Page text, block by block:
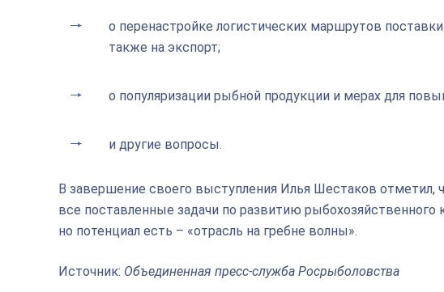
о перенастройке логистических маршрутов
также на экспорт;
о популяризации рыбной продукции и мерах для
и другие вопросы.
В завершение своего выступления Илья Шестаков отметил,
все поставленные задачи по развитию
но потенциал есть – «отрасль на гребне волны».
Источник: Объединенная пресс-служба Росрыболовства